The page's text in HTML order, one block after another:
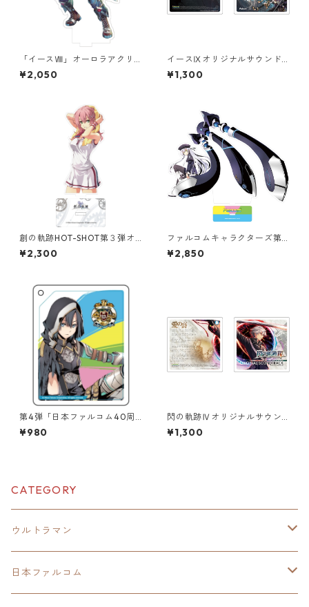
「イースⅧ」オーロラアクリ
ルスタンド
¥2,050
イースⅨオリジナルサウンド
トラックジャケットアクリル
コースター
¥1,300
創の軌跡HOT-SHOT第３弾オ
ーロラアクリルスタンド
¥2,300
ファルコムキャラクターズ第
１０弾オーロラアクリルスタ
ンド（アルティナ閃Ⅲ）
¥2,850
第4弾「日本ファルコム40周
年記念」極厚アクリルキーチ
ェーン
¥980
閃の軌跡Ⅳオリジナルサウン
ドトラックジャケットアクリ
ルコースター
¥1,300
CATEGORY
ウルトラマン
モバイルバッテリー
日本ファルコム